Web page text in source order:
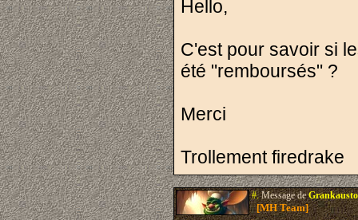
Hello,
C'est pour savoir si
été "remboursés" ?
Merci
Trollement firedrake
#.Message deGrankausto
[MH Team]